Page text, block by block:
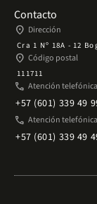
Contacto
place Dirección
Cra 1 Nº 18A - 12
place Código postal
111711
phone Atención telefónica
+57 (601) 339 49
phone Atención telefónica
+57 (601) 339 49